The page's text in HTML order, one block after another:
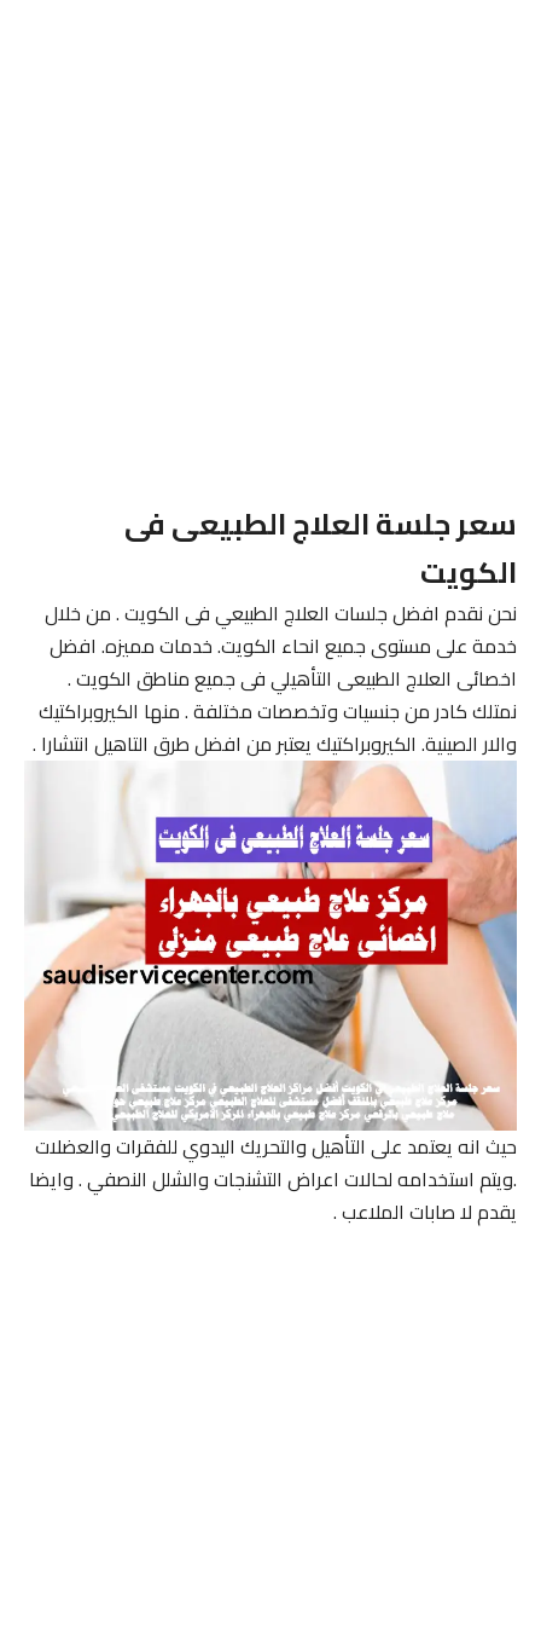
سعر جلسة العلاج الطبيعى فى
الكويت
نحن نقدم افضل جلسات العلاج الطبيعي فى الكويت . من خلال
خدمة على مستوى جميع انحاء الكويت. خدمات مميزه. افضل
اخصائى العلاج الطبيعى التأهيلي فى جميع مناطق الكويت .
نمتلك كادر من جنسيات وتخصصات مختلفة . منها الكيروبراكتيك
والار الصينية. الكيروبراكتيك يعتبر من افضل طرق التاهيل انتشارا .
حيث انه يعتمد على التأهيل والتحريك اليدوي للفقرات والعضلات
.ويتم استخدامه لحالات اعراض التشنجات والشلل النصفي . وايضا
يقدم لا صابات الملاعب .